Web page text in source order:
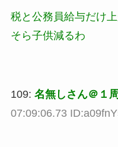
税と公務員給与だけ
そら子供減るわ
109: 名無しさん＠１
07:09:06.73